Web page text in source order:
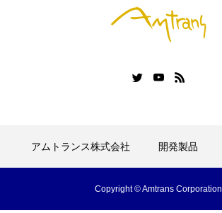
アムトランス株式会社 開発製品
Copyright © Amtrans Corporation